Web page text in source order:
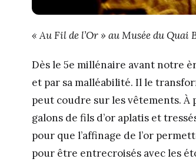
« Au Fil de l’Or » au Musée du Quai
Dès le 5e millénaire avant notre
et par sa malléabilité. Il le
peut coudre sur les vêtements.
galons de fils d’or aplatis et
pour que l’affinage de l’or
pour être entrecroisés avec les